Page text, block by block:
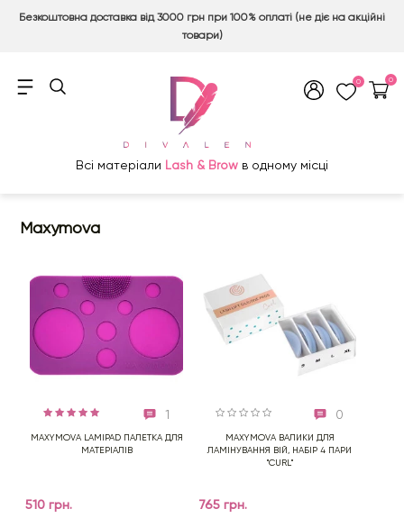
Безкоштовна доставка від 3000 грн при 100% оплаті (не діє на акційні
товари)
0 0
Всі матеріали Lash & Brow в одному місці
Maxymova
1
MAXYMOVA LAMIPAD ПАЛЕТКА ДЛЯ
МАТЕРІАЛІВ
510 грн.
0
MAXYMOVA ВАЛИКИ ДЛЯ
ЛАМІНУВАННЯ ВІЙ, НАБІР 4 ПАРИ
"CURL"
765 грн.